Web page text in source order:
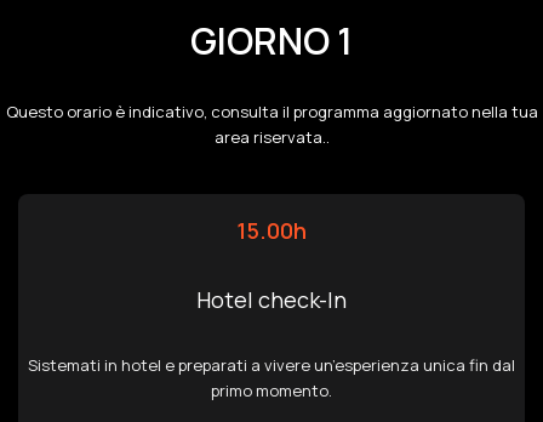
GIORNO 1
Questo orario è indicativo, consulta il programma aggiornato nella tua
area riservata..
15.00h
Hotel check-In
Sistemati in hotel e preparati a vivere un’esperienza unica fin dal
primo momento.